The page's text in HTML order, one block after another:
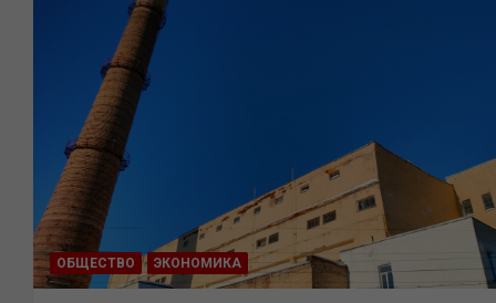
ОБЩЕСТВО ЭКОНОМИКА